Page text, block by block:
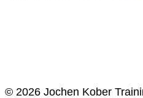
© 2026 Jochen Kober